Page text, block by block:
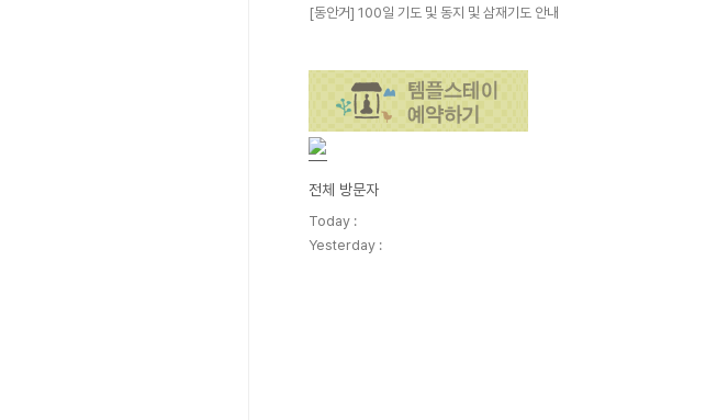
[동안거] 100일 기도 및 동지 및 삼재기도 안내
전체 방문자
Today :
Yesterday :